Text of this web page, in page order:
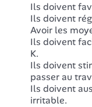
Ils doivent
Ils doivent
Avoir les
Ils doivent
K.
Ils doivent
passer au
Ils doivent
irritable.